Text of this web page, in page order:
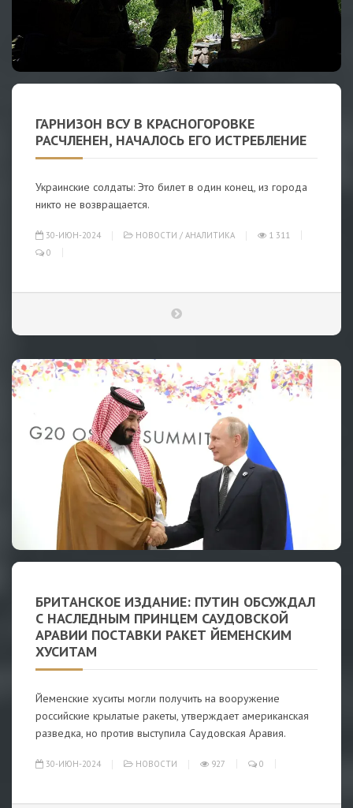
ГАРНИЗОН ВСУ В КРАСНОГОРОВКЕ
РАСЧЛЕНЕН, НАЧАЛОСЬ ЕГО ИСТРЕБЛЕНИЕ
Украинские солдаты: Это билет в один конец, из города
никто не возвращается.
30-ИЮН-2024 НОВОСТИ / АНАЛИТИКА
1 311
0
БРИТАНСКОЕ ИЗДАНИЕ: ПУТИН ОБСУЖДАЛ
С НАСЛЕДНЫМ ПРИНЦЕМ САУДОВСКОЙ
АРАВИИ ПОСТАВКИ РАКЕТ ЙЕМЕНСКИМ
ХУСИТАМ
Йеменские хуситы могли получить на вооружение
российские крылатые ракеты, утверждает американская
разведка, но против выступила Саудовская Аравия.
30-ИЮН-2024 НОВОСТИ 927 0